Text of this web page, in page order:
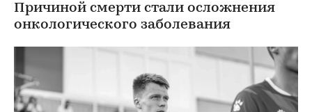
Причиной смерти стали осложнения
онкологического заболевания